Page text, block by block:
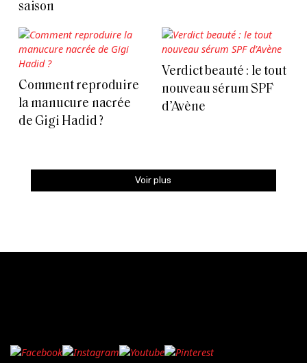
saison
Comment reproduire
la manucure nacrée
de Gigi Hadid ?
Verdict beauté : le tout
nouveau sérum SPF
d’Avène
Voir plus